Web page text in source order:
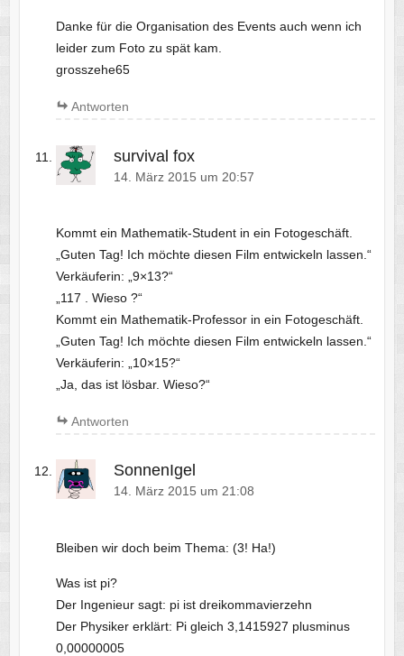
Danke für die Organisation des Events auch wenn ich
leider zum Foto zu spät kam.
grosszehe65
Antworten
survival fox
14. März 2015 um 20:57
Kommt ein Mathematik-Student in ein Fotogeschäft.
„Guten Tag! Ich möchte diesen Film entwickeln lassen.“
Verkäuferin: „9×13?“
„117 . Wieso ?“
Kommt ein Mathematik-Professor in ein Fotogeschäft.
„Guten Tag! Ich möchte diesen Film entwickeln lassen.“
Verkäuferin: „10×15?“
„Ja, das ist lösbar. Wieso?“
Antworten
SonnenIgel
14. März 2015 um 21:08
Bleiben wir doch beim Thema: (3! Ha!)
Was ist pi?
Der Ingenieur sagt: pi ist dreikommavierzehn
Der Physiker erklärt: Pi gleich 3,1415927 plusminus
0,00000005